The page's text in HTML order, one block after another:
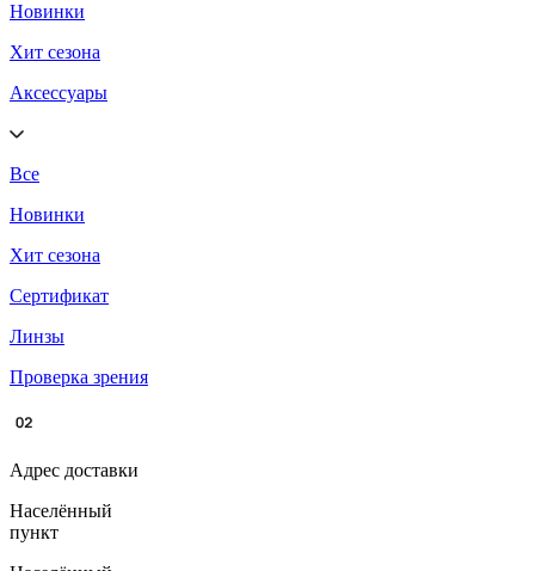
Новинки
Хит сезона
Аксессуары
Все
Новинки
Хит сезона
Сертификат
Линзы
Проверка зрения
Адрес доставки
Населённый
пункт